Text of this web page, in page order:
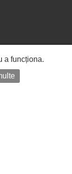
a funcționa.